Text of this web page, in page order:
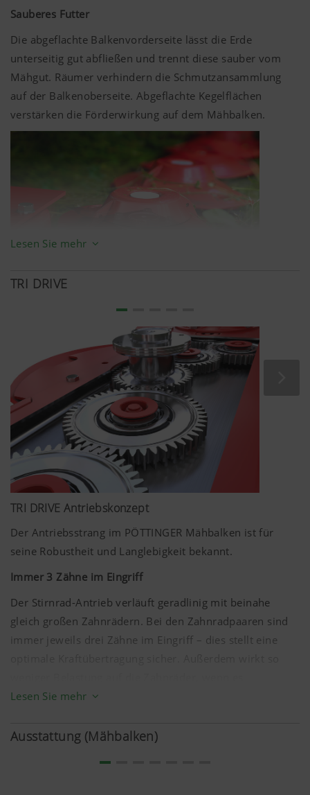
Sauberes Futter
Die abgeflachte Balkenvorderseite lässt die Erde
unterseitig gut abfließen und trennt diese sauber vom
Mähgut. Räumer verhindern die Schmutzansammlung
auf der Balkenoberseite. Abgeflachte Kegelflächen
verstärken die Förderwirkung auf dem Mähbalken.
Geklemmte Gegenschneide
3 Geklemmte Klinge
Lesen Sie mehr
TRI DRIVE
TRI DRIVE Antriebskonzept
Der Antriebsstrang im PÖTTINGER Mähbalken ist für
seine Robustheit und Langlebigkeit bekannt.
Immer 3 Zähne im Eingriff
Der Stirnrad-Antrieb verläuft geradlinig mit beinahe
gleich großen Zahnrädern. Bei den Zahnradpaaren sind
immer jeweils drei Zähne im Eingriff – dies stellt eine
beispielsweise zu Steinschlägen kommt.
für einen ruhigen Lauf im Ölbad. Dies reduziert den
Geräuschpegel maßgeblich.
Lesen Sie mehr
Ausstattung (Mähbalken)